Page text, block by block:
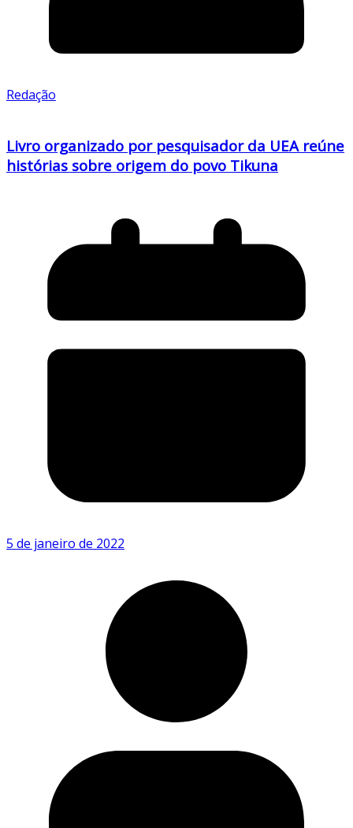
Redação
Livro organizado por pesquisador da UEA reúne
histórias sobre origem do povo Tikuna
5 de janeiro de 2022